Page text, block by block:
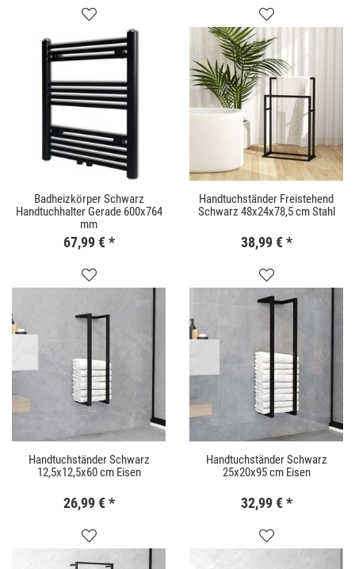
Badheizkörper Schwarz
Handtuchhalter Gerade 600x764
mm
67,99 € *
Handtuchständer Freistehend
Schwarz 48x24x78,5 cm Stahl
38,99 € *
Handtuchständer Schwarz
12,5x12,5x60 cm Eisen
26,99 € *
Handtuchständer Schwarz
25x20x95 cm Eisen
32,99 € *